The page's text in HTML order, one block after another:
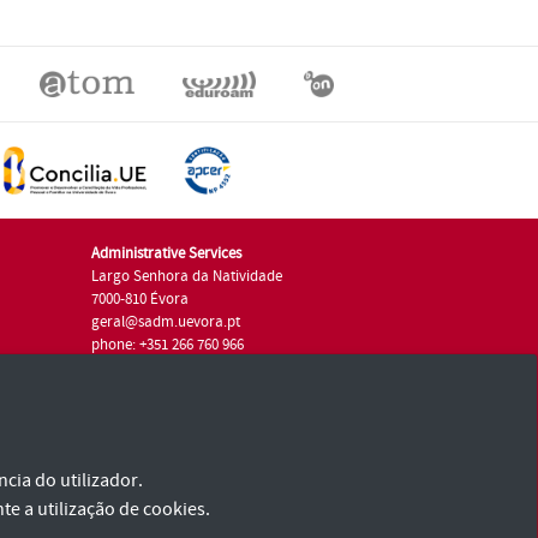
Administrative Services
Largo Senhora da Natividade
7000-810 Évora
geral@sadm.uevora.pt
phone: +351 266 760 966
do utilizador.
a utilização de cookies.